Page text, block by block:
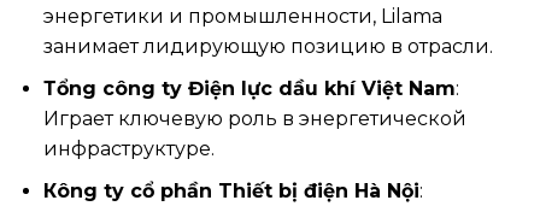
энергетики и промышленности, Lilama
занимает лидирующую позицию в отрасли.
Тổng công ty Điện lực dầu khí Việt Nam:
Играет ключевую роль в энергетической
инфраструктуре.
Кông ty cổ phần Thiết bị điện Hà Nội: